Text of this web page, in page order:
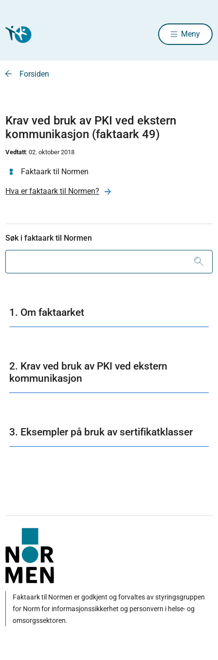
Meny
Forsiden
Krav ved bruk av PKI ved ekstern
kommunikasjon (faktaark 49)
Vedtatt: 02. oktober 2018
Faktaark til Normen
Hva er faktaark til Normen?
Søk i faktaark til Normen
1. Om faktaarket
2. Krav ved bruk av PKI ved ekstern
kommunikasjon
3. Eksempler på bruk av sertifikatklasser
Faktaark til Normen er godkjent og forvaltes av styringsgruppen
for Norm for informasjonssikkerhet og personvern i helse- og
omsorgssektoren.